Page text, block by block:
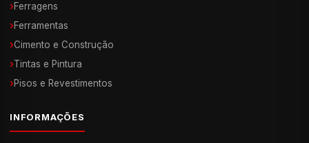
›Ferragens
›Ferramentas
›Cimento e Construção
›Tintas e Pintura
›Pisos e Revestimentos
INFORMAÇÕES